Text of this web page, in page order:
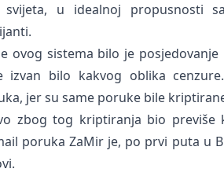
u idealnoj propusnosti
ovog sistema bilo je
izvan bilo kakvog oblika
jer su same poruke bile
zbog tog kriptiranja bio previše
poruka ZaMir je, po prvi puta u